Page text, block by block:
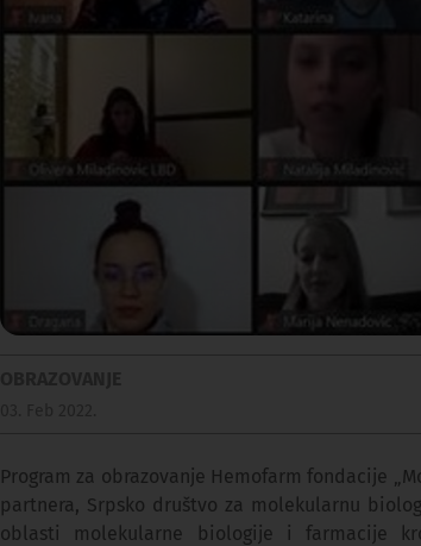
Program za obrazovanje Hemofarm fondacije
partnera, Srpsko društvo za molekularnu
oblasti molekularne biologije i farmacije